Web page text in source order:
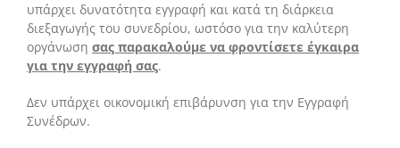
υπάρχει δυνατότητα εγγραφή και κατά τη διάρκεια
διεξαγωγής του συνεδρίου, ωστόσο για την καλύτερη
οργάνωση σας παρακαλούμε να φροντίσετε έγκαιρα
για την εγγραφή σας.
Δεν υπάρχει οικονομική επιβάρυνση για την Εγγραφή
Συνέδρων.